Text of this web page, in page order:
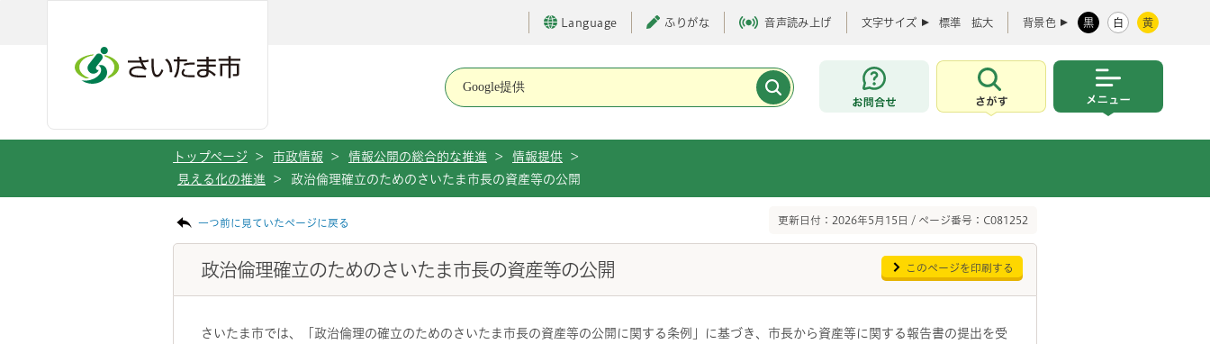
Language ふりがな 音声読み上げ 文字サイズ 標準 拡大 背景色 黒 白 黄
お問合せ
さがす
トップページ > 市政情報 > 情報公開の総合的な推進 > 情報提供
>
見える化の推進
> 政治倫理確立のためのさいたま市長の資産等の公開
一つ前に見ていたページに戻る 更新日付：2026年5月15日 / ページ番号：C081252
政治倫理確立のためのさいたま市長の資産等の公開 このページを印刷する
さいたま市では、「政治倫理の確立のためのさいたま市長の資産等の公開に関する条例」に基づき、市長から資産等に関する報告書の提出を受